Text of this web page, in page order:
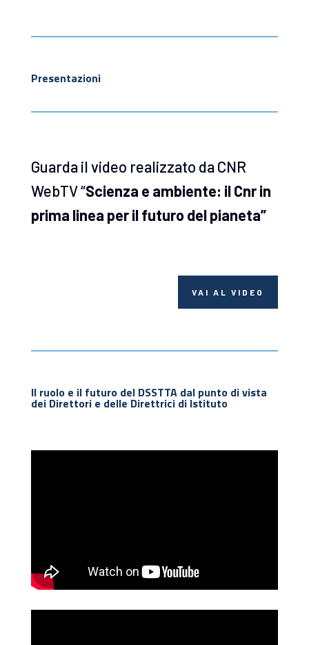
Presentazioni
Guardail video realizzato da CNR
WebTV “Scienza e ambiente: il Cnr in
prima linea per il futuro del pianeta”
VAI AL VIDEO
Il ruolo e il futuro del DSSTTA dal punto di vista
dei Direttori e delle Direttrici di Istituto